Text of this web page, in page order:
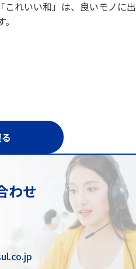
れいい和」は、良いモノに
わせ